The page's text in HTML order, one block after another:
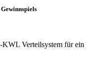
KWL Verteilsystem für ein